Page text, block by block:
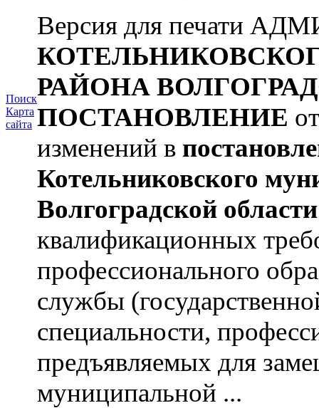
Поиск
Карта
сайта
Версия для печати
РАЙОНА
ПОСТАНОВЛЕНИЕ
изменений в
Котельниковского
Волгоградской области
квалификационных
профессионального
службы
специальности,
предъявляемых для
муниципальной ...